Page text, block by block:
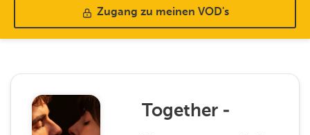
Zugang zu meinen VOD's
Together -